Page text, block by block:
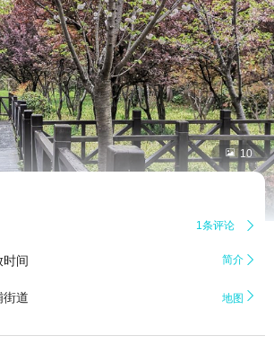
 10
1条评论 
时间 简介 
街道 地图 